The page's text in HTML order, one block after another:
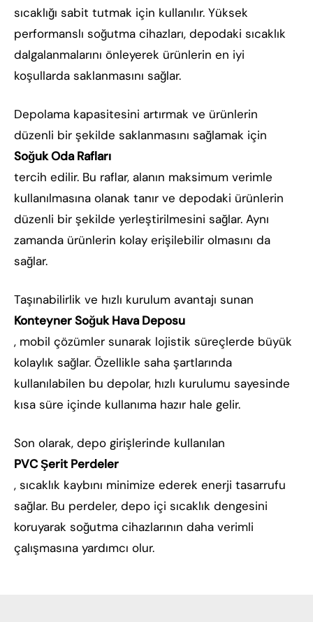
sıcaklığı sabit tutmak için kullanılır. Yüksek
performanslı soğutma cihazları, depodaki sıcaklık
dalgalanmalarını önleyerek ürünlerin en iyi
koşullarda saklanmasını sağlar.
Depolama kapasitesini artırmak ve ürünlerin
düzenli bir şekilde saklanmasını sağlamak için
Soğuk Oda Rafları
tercih edilir. Bu raflar, alanın maksimum verimle
kullanılmasına olanak tanır ve depodaki ürünlerin
düzenli bir şekilde yerleştirilmesini sağlar. Aynı
zamanda ürünlerin kolay erişilebilir olmasını da
sağlar.
Taşınabilirlik ve hızlı kurulum avantajı sunan
Konteyner Soğuk Hava Deposu
, mobil çözümler sunarak lojistik süreçlerde büyük
kolaylık sağlar. Özellikle saha şartlarında
kullanılabilen bu depolar, hızlı kurulumu sayesinde
kısa süre içinde kullanıma hazır hale gelir.
Son olarak, depo girişlerinde kullanılan
PVC Şerit Perdeler
, sıcaklık kaybını minimize ederek enerji tasarrufu
sağlar. Bu perdeler, depo içi sıcaklık dengesini
koruyarak soğutma cihazlarının daha verimli
çalışmasına yardımcı olur.